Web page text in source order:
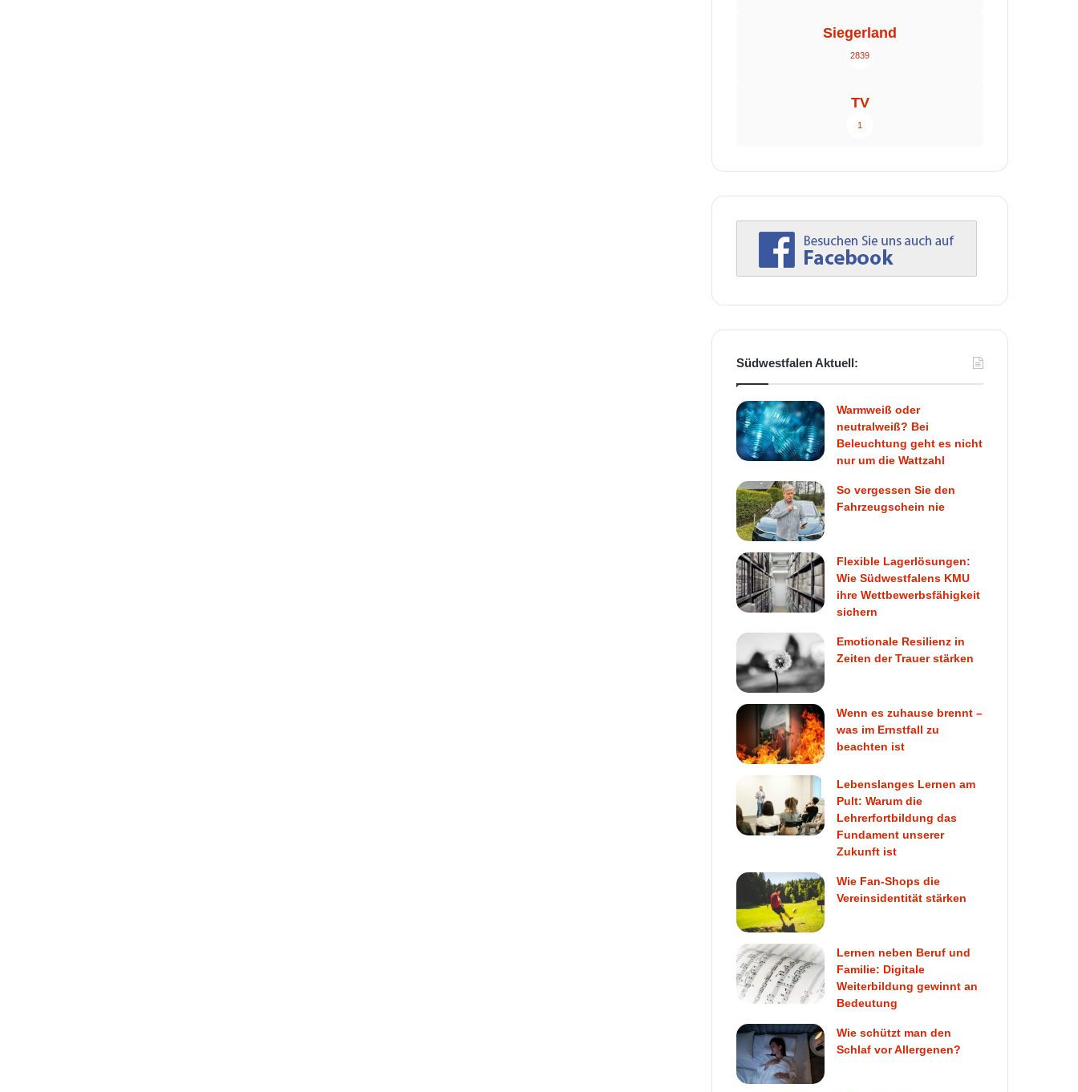
Siegerland
2839
TV
1
Südwestfalen Aktuell:
Warmweiß oder
neutralweiß? Bei
Beleuchtung geht es nicht
nur um die Wattzahl
So vergessen Sie den
Fahrzeugschein nie
Flexible Lagerlösungen:
Wie Südwestfalens KMU
ihre Wettbewerbsfähigkeit
sichern
Emotionale Resilienz in
Zeiten der Trauer stärken
Wenn es zuhause brennt –
was im Ernstfall zu
beachten ist
Lebenslanges Lernen am
Pult: Warum die
Lehrerfortbildung das
Fundament unserer
Zukunft ist
Wie Fan-Shops die
Vereinsidentität stärken
Lernen neben Beruf und
Familie: Digitale
Weiterbildung gewinnt an
Bedeutung
Wie schützt man den
Schlaf vor Allergenen?